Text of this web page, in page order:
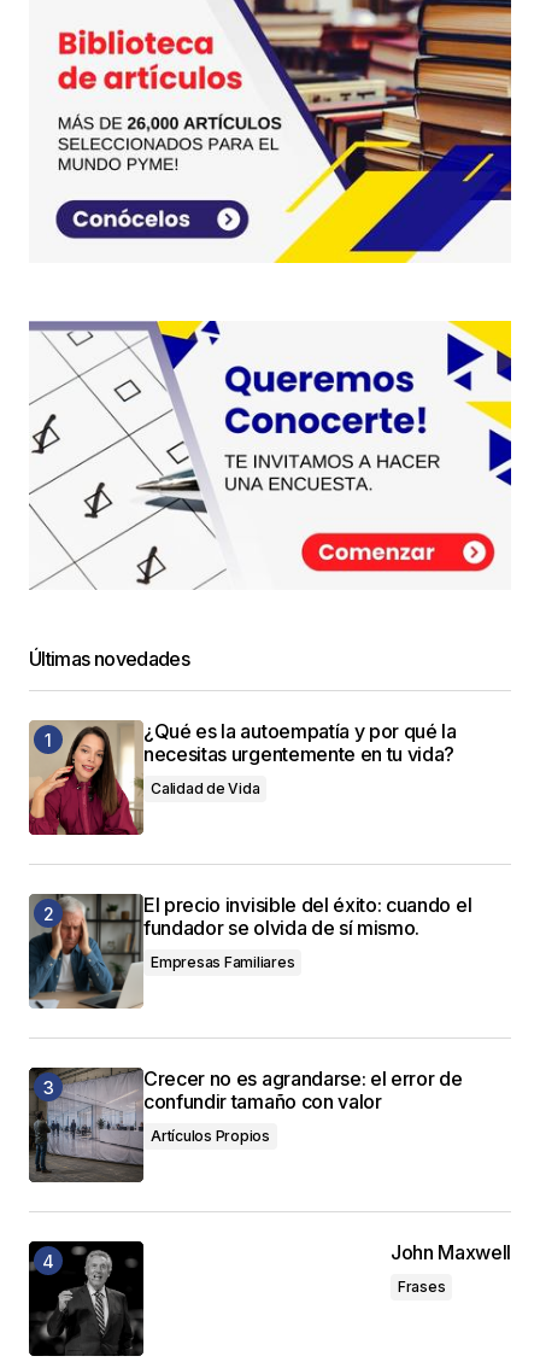
Últimas novedades
¿Qué es la autoempatía y por qué la
necesitas urgentemente en tu vida?
Calidad de Vida
El precio invisible del éxito: cuando el
fundador se olvida de sí mismo.
Empresas Familiares
Crecer no es agrandarse: el error de
confundir tamaño con valor
Artículos Propios
John Maxwell
Frases